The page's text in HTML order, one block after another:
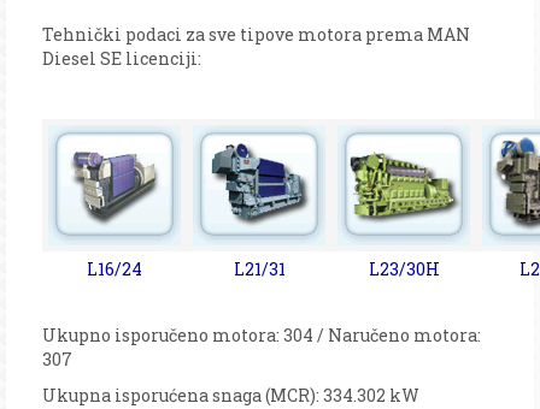
Tehnički podaci za sve tipove motora prema MAN
Diesel SE licenciji:
L16/24 L21/31 L23/30H
Ukupno isporučeno motora: 304 / Naručeno motora:
307
Ukupna isporućena snaga (MCR): 334.302 kW